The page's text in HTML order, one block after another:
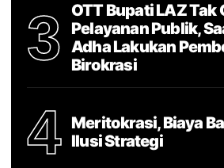
3
OTT Bupati LAZ Tak
Pelayanan Publik,
Adha Lakukan
Birokrasi
4
Meritokrasi, Biaya
Ilusi Strategi